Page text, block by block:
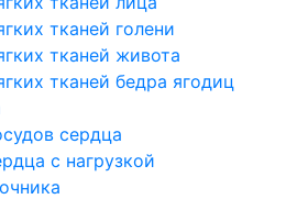
тканей голени
тканей живота
тканей бедра ягодиц
сердца
с нагрузкой